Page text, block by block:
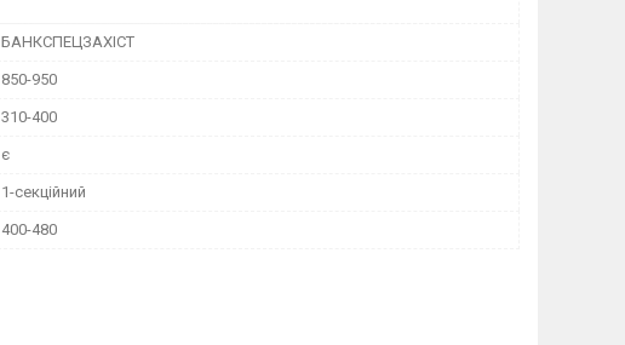
БАНКСПЕЦЗАХІСТ
850-950
310-400
є
1-секційний
400-480